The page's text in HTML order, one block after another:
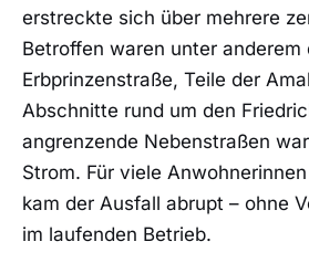
erstreckte sich über mehrere
Betroffen waren unter anderem
Erbprinzenstraße, Teile der
Abschnitte rund um den
angrenzende Nebenstraßen
Strom. Für viele
kam der Ausfall abrupt – ohne
im laufenden Betrieb.